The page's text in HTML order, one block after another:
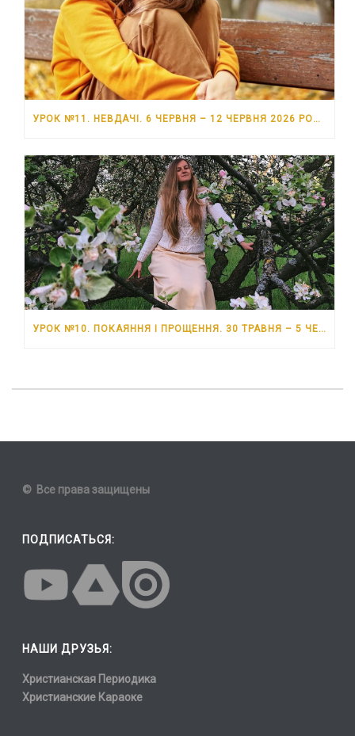
УРОК №11. НЕВДАЧІ. 6 ЧЕРВНЯ – 12 ЧЕРВНЯ 2026 РОКУ
УРОК №10. ПОКАЯННЯ І ПРОЩЕННЯ. 30 ТРАВНЯ – 5 ЧЕРВНЯ 2026 РОКУ
© Все права защищены
ПОДПИСАТЬСЯ:
НАШИ ДРУЗЬЯ:
Христианская Периодика
Христианские Караоке